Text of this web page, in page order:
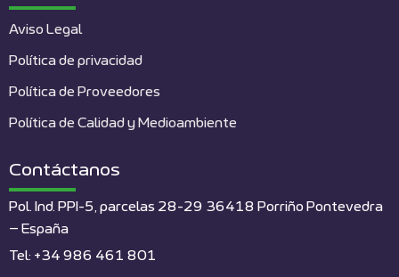
Aviso Legal
Política de privacidad
Política de Proveedores
Política de Calidad y Medioambiente
Contáctanos
Pol. Ind. PPI-5, parcelas 28-29 36418 Porriño Pontevedra
– España
Tel: +34 986 461 801